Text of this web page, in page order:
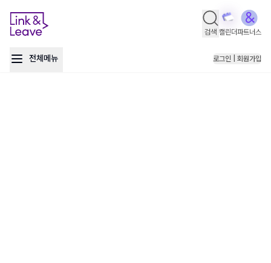
검색 캘린더파트너스
전체메뉴 로그인 | 회원가입